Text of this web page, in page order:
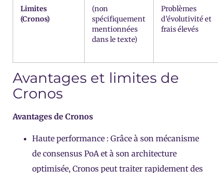
Limites
(Cronos)
(non
spécifiquement
mentionnées
dans le texte)
Problèmes
d’évolutivité et
frais élevés
Avantages et limites de
Cronos
Avantages de Cronos
Haute performance : Grâce à son mécanisme
de consensus PoA et à son architecture
optimisée, Cronos peut traiter rapidement des